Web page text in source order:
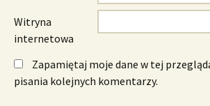
Witryna
internetowa
Zapamiętaj moje dane w tej
pisania kolejnych komentarzy.